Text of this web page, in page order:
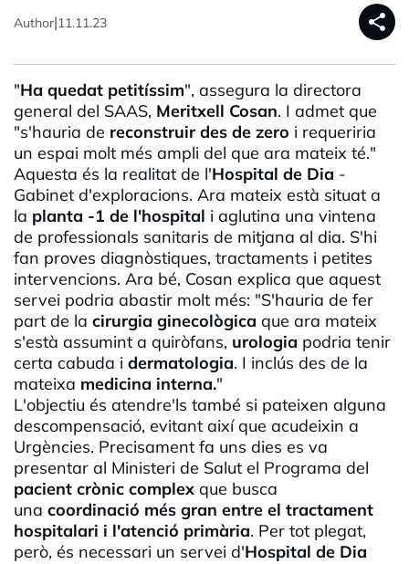
Author|11.11.23 share
"Ha quedat petitíssim", assegura la directora
general del SAAS, Meritxell Cosan. I admet que
"s'hauria de reconstruir des de zero i requeriria
un espai molt més ampli del que ara mateix té."
Aquesta és la realitat de l'Hospital de Dia -
Gabinet d'exploracions. Ara mateix està situat a
la planta -1 de l'hospital i aglutina una vintena
de professionals sanitaris de mitjana al dia. S'hi
fan proves diagnòstiques, tractaments i petites
intervencions. Ara bé, Cosan explica que aquest
servei podria abastir molt més: "S'hauria de fer
part de la cirurgia ginecològica que ara mateix
s'està assumint a quiròfans, urologia podria tenir
certa cabuda i dermatologia. I inclús des de la
mateixa medicina interna."
L'objectiu és atendre'ls també si pateixen alguna
descompensació, evitant així que acudeixin a
Urgències. Precisament fa uns dies es va
presentar al Ministeri de Salut el Programa del
pacient crònic complex que busca
una coordinació més gran entre el tractament
hospitalari i l'atenció primària. Per tot plegat,
però, és necessari un servei d'Hospital de Dia